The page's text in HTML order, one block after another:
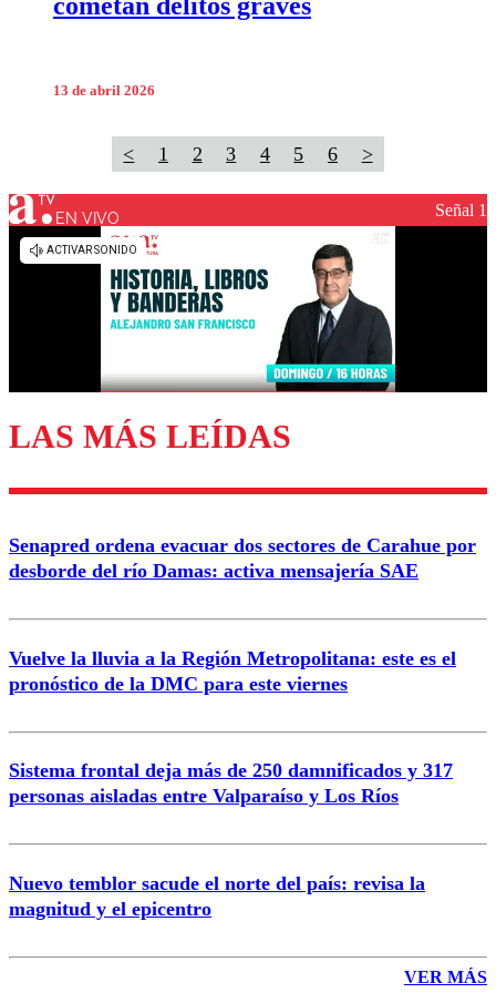
cometan delitos graves
13 de abril 2026
< 1 2 3 4 5 6 >
EN VIVO Señal 1
LAS MÁS LEÍDAS
Senapred ordena evacuar dos sectores de Carahue por
desborde del río Damas: activa mensajería SAE
Vuelve la lluvia a la Región Metropolitana: este es el
pronóstico de la DMC para este viernes
Sistema frontal deja más de 250 damnificados y 317
personas aisladas entre Valparaíso y Los Ríos
Nuevo temblor sacude el norte del país: revisa la
magnitud y el epicentro
VER MÁS